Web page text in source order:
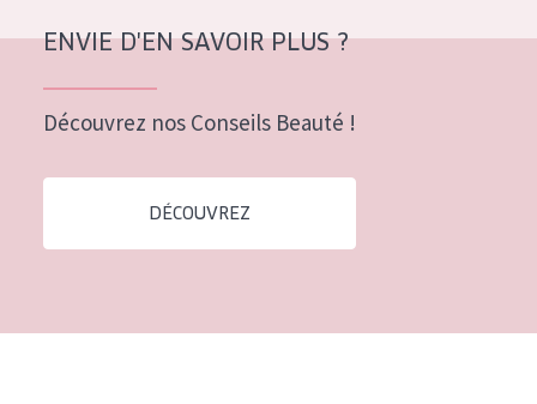
Peau normale à sèche
Peau mature
Peau ménopausée
ENVIE D'EN SAVOIR PLUS ?
Découvrez nos Conseils Beauté !
DÉCOUVREZ